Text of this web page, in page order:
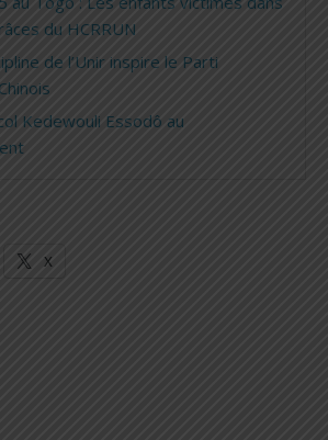
du HCRRUN
de l’Unir inspire le Parti
Kedewouli Essodô au
X